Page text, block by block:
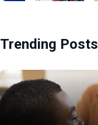
Trending Posts